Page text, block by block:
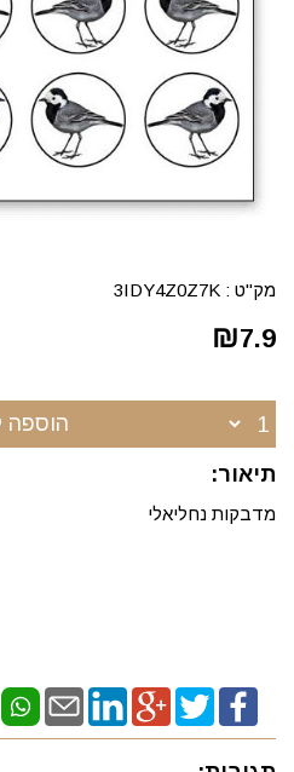
מק"ט : 3IDY4Z0Z7K
₪7.9
הוספה
תיאור:
מדבקות נחליאלי